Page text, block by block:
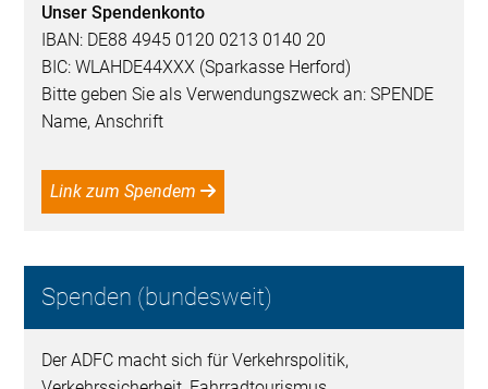
Unser Spendenkonto
IBAN: DE88 4945 0120 0213 0140 20
BIC: WLAHDE44XXX (Sparkasse Herford)
Bitte geben Sie als Verwendungszweck an: SPENDE
Name, Anschrift
Link zum Spendem
Spenden (bundesweit)
Der ADFC macht sich für Verkehrspolitik,